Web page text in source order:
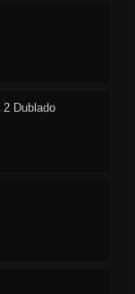
Dublado